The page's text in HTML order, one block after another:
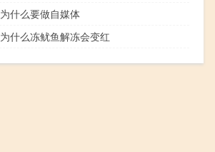
为什么要做自媒体
为什么冻鱿鱼解冻会变红